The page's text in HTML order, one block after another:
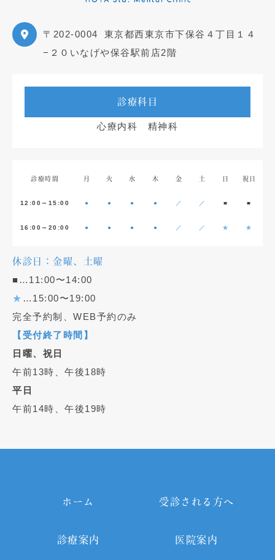
〒202-0004
東京都西東京市下保谷４丁目１４
−２０いなげや保谷駅前店2階
診療科目
心療内科 精神科
診療時間 月 火 水 木 金 土 日 祝日
12:00～15:00 ● ● ● ● ／ ／ ■ ■
16:00～20:00 ● ● ● ● ／ ／ ★ ★
休診日：金曜、土曜
■…11:00〜14:00
★ …15:00〜19:00
完全予約制、WEB予約のみ
【受付終了時間】
日曜、祝日
午前13時、午後18時
平日
午前14時、午後19時
ホーム 受診される方へ
診療案内 医院案内